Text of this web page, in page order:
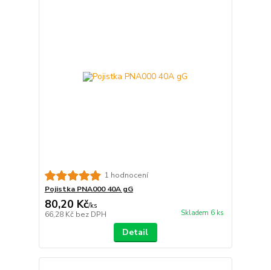
1 hodnocení
Pojistka PNA000 40A gG
80,20 Kč/ks
66,28 Kč bez DPH Skladem 6 ks
Detail